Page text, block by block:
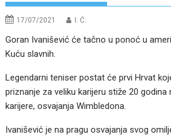
17/07/2021 I. Ć.
Goran Ivanišević će tačno u ponoć u
Kuću slavnih.
Legendarni teniser postat će prvi Hrvat
priznanje za veliku karijeru stiže 20
karijere, osvajanja Wimbledona.
Ivanišević je na pragu osvajanja svog